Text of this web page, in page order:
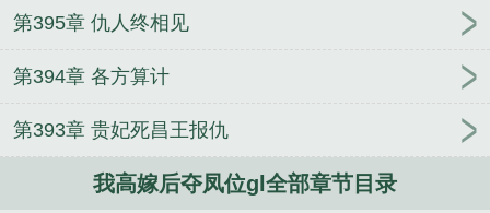
第395章 仇人终相见
第394章 各方算计
第393章 贵妃死昌王报仇
我高嫁后夺凤位gl全部章节目录